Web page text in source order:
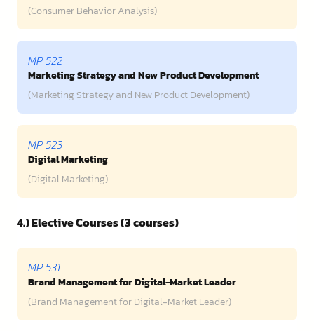
(Consumer Behavior Analysis)
MP 522
Marketing Strategy and New Product Development
(Marketing Strategy and New Product Development)
MP 523
Digital Marketing
(Digital Marketing)
4.) Elective Courses (3 courses)
MP 531
Brand Management for Digital-Market Leader
(Brand Management for Digital-Market Leader)